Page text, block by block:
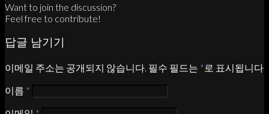
Want to join the discussion?
Feel free to contribute!
답글 남기기
이메일 주소는 공개되지 않습니다. 필수 필드는 * 로 표시됩니다
이름 *